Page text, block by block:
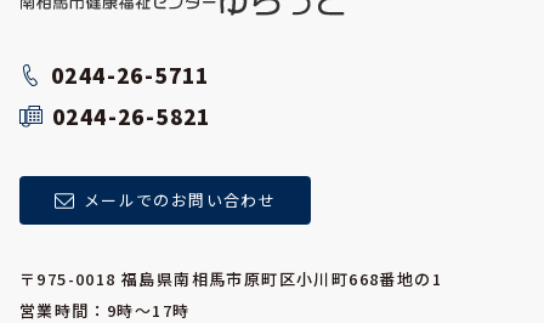
0244-26-5711
0244-26-5821
メールでのお問い合わせ
〒975-0018 福島県南相馬市原町区小川町668番地の1
営業時間：9時～17時